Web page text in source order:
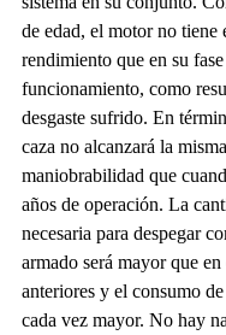
de edad, el motor no tiene
rendimiento que en su
funcionamiento, como
desgaste sufrido. En
caza no alcanzará la
maniobrabilidad que
años de operación. La
necesaria para despegar
armado será mayor que en
anteriores y el consumo
cada vez mayor. No hay